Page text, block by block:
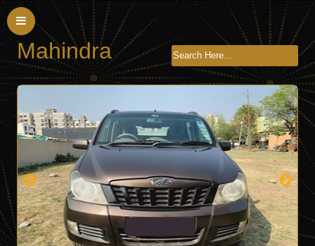
Mahindra